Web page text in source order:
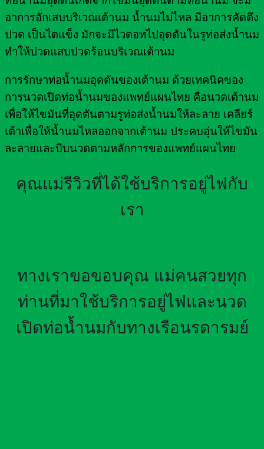
อาการอักเสบบริเวณเต้านม น้ำนมไม่ไหล มีอาการคัดตึง
ปวด เป็นไตแข็ง มักจะมีไวดอทไปอุดตันในรูท่อส่งน้ำนม
ทำให้ปวดแสบปวดร้อนบริเวณเต้านม
การรักษาท่อน้ำนมอุดตันของเต้านม ด้วยเทคนิคของ
การนวดเปิดท่อน้ำนมของแพทย์แผนไทย คือนวดเต้านม
เพื่อให้ไขมันที่อุดตันตามรูท่อส่งน้ำนมให้ละลาย เคลียร์
เต้าเพื่อให้น้ำนมไหลออกจากเต้านม ประคบอุ่นให้ไขมัน
ละลายและบีบนวดตามหลักการของแพทย์แผนไทย
คุณแม่รีวิวที่ได้ใช้บริการอยู่ไฟกับ
เรา
ทางเราขอขอบคุณ แม่คนสวยทุก
ท่านที่มาใช้บริการอยู่ไฟและนวด
เปิดท่อน้ำนมกับทางเรือนรดารมย์